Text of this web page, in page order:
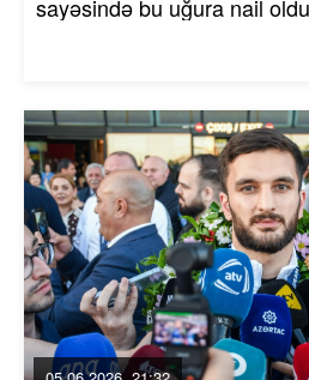
sayəsində bu uğura nail